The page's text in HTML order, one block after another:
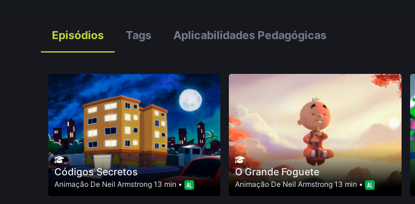
Episódios Tags Aplicabilidades Pedagógicas
Códigos Secretos
AnimaçãoDe Neil Armstrong13 min •
O Grande Foguete
AnimaçãoDeNeil Armstrong13 min •